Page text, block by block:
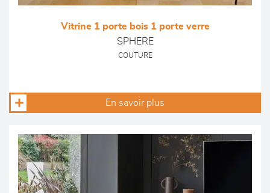
Vitrine 1 porte bois 1 porte verre
SPHERE
COUTURE
En savoir plus